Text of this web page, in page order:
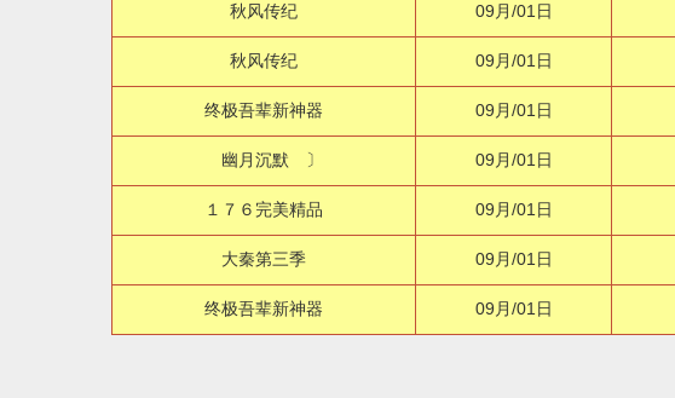
秋风传纪 09月/01日
秋风传纪 09月/01日
终极吾辈新神器 09月/01日
幽月沉默 〕 09月/01日
１７６完美精品 09月/01日
大秦第三季 09月/01日
终极吾辈新神器 09月/01日